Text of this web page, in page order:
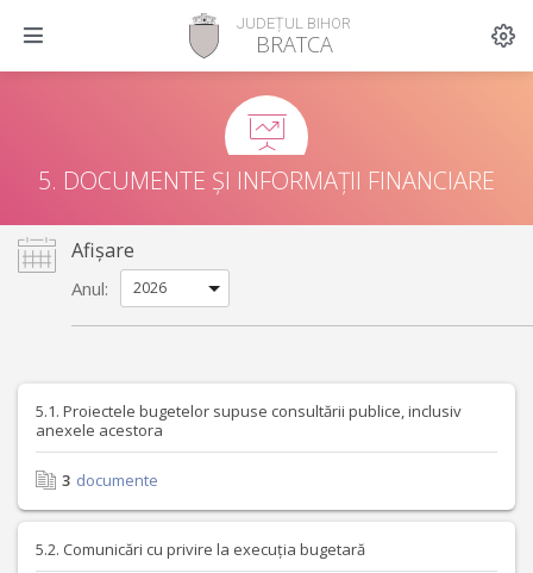
JUDEȚUL BIHOR
BRATCA
5. DOCUMENTE ȘI INFORMAȚII FINANCIARE
Afișare
Anul:
5.1. Proiectele bugetelor supuse consultării publice, inclusiv
anexele acestora
3 documente
5.2. Comunicări cu privire la execuția bugetară